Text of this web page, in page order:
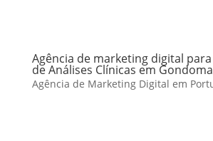
Agência de marketing digital
de Análises Clínicas em
Agência de Marketing Digital em